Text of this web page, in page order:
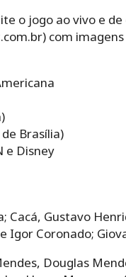
o jogo ao vivo e
com
Brasília)
e Disney
Cacá, Gustavo
Igor Coronado;
Douglas